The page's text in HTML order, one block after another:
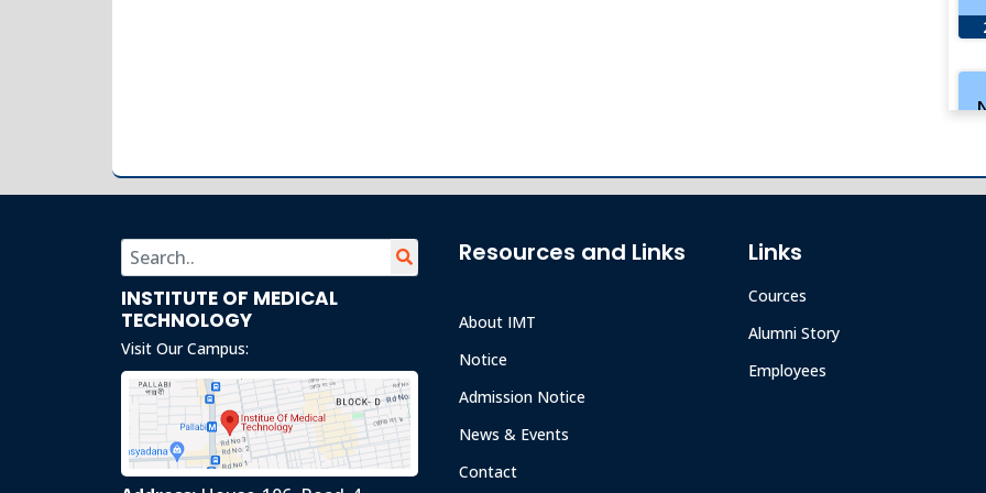
INSTITUTE OF MEDICAL
TECHNOLOGY
Visit Our Campus:
Resources and Links
About IMT
Notice
Admission Notice
News & Events
Contact
Links
Cources
Alumni Story
Employees